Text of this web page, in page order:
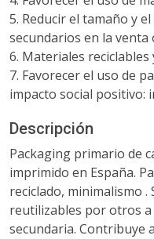
5. Reducir el tamaño y
secundarios en la venta
6. Materiales
7. Favorecer el uso de
impacto social positivo:
Descripción
Packaging primario de
imprimido en España.
reciclado, minimalismo
reutilizables por otros
secundaria. Contribuye